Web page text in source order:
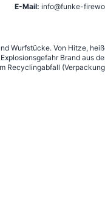
E-Mail: info@funke-
Wurfstücke. Von Hitze,
Brand aus
Recyclingabfall